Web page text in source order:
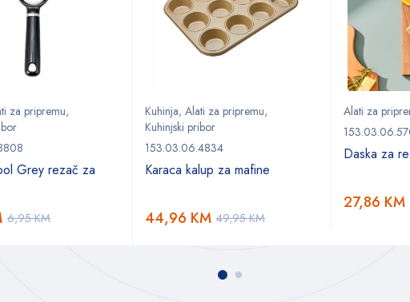
za pripremu,
Grey rezač za
6,95KM
Kuhinja, Alati za pripremu,
Kuhinjski pribor
153.03.06.4834
Karaca kalup za mafine
49,95KM
44,96 KM
Alati za
Daska za
27,86 KM